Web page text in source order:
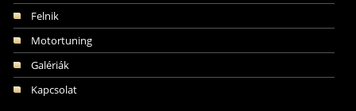
Felnik
Motortuning
Galériák
Kapcsolat